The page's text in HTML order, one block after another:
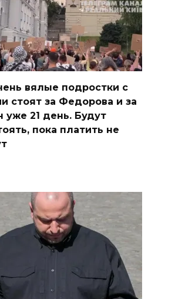
вялые подростки с
стоят за Федорова и за
уже 21 день. Будут
пока платить не